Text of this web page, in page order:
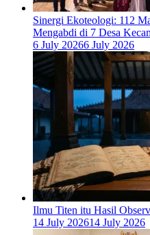
‎Sinergi Ekoteologi: 112
Mengabdi di 7 Desa
6 July 20266 July 2026
Ilmu Titen itu Hasil
14 July 202614 July 2026